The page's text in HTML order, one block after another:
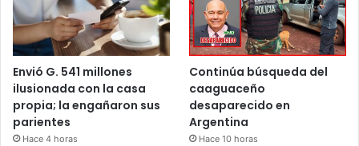
Envió G. 541 millones
ilusionada con la casa
propia; la engañaron sus
parientes
Hace 4 horas
Continúa búsqueda del
caaguaceño
desaparecido en
Argentina
Hace 10 horas